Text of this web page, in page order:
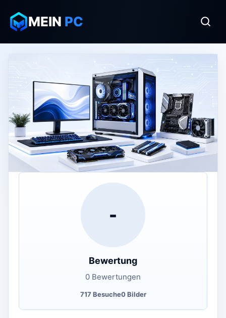
MEIN PC
-
Bewertung
0 Bewertungen
717 Besuche0 Bilder